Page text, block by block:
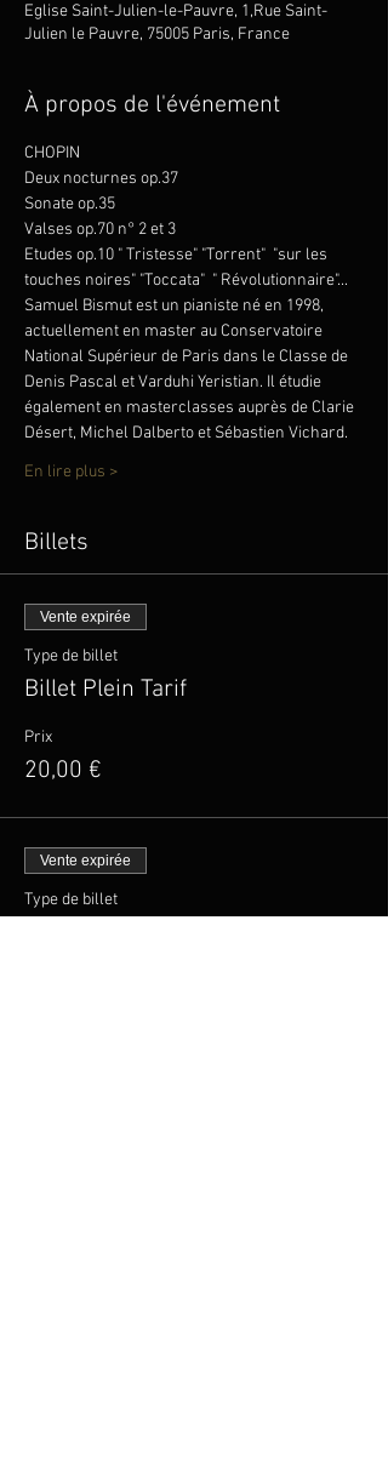
Eglise Saint-Julien-le-Pauvre, 1,Rue Saint-
Julien le Pauvre, 75005 Paris, France
À propos de l'événement
CHOPIN
Deux nocturnes op.37
Sonate op.35
Valses op.70 n° 2 et 3
Etudes op.10 " Tristesse" "Torrent"  "sur les
touches noires" "Toccata"  " Révolutionnaire"...
Samuel Bismut est un pianiste né en 1998,
actuellement en master au Conservatoire
National Supérieur de Paris dans le Classe de
Denis Pascal et Varduhi Yeristian. Il étudie
également en masterclasses auprès de Clarie
Désert, Michel Dalberto et Sébastien Vichard.
En lire plus >
Billets
Vente expirée
Type de billet
Billet Plein Tarif
Prix
20,00 €
Vente expirée
Type de billet